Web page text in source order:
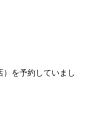
を予約していまし